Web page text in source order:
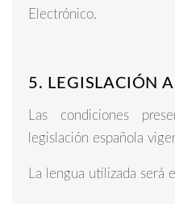
Electrónico.
5. LEGISLACIÓN
Las condiciones
legislación española
La lengua utilizada será